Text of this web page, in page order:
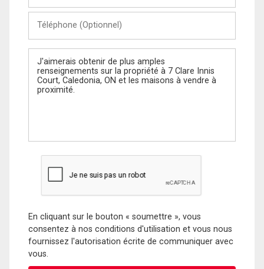
(Optionnel)
Message
En cliquant sur le bouton « soumettre », vous
consentez à nos conditions d'utilisation et vous nous
fournissez l'autorisation écrite de communiquer avec
vous.